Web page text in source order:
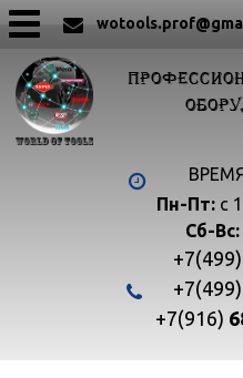
Пн-Пт: с
Сб-Вс:
+7(499)
+7(499)
+7(916)